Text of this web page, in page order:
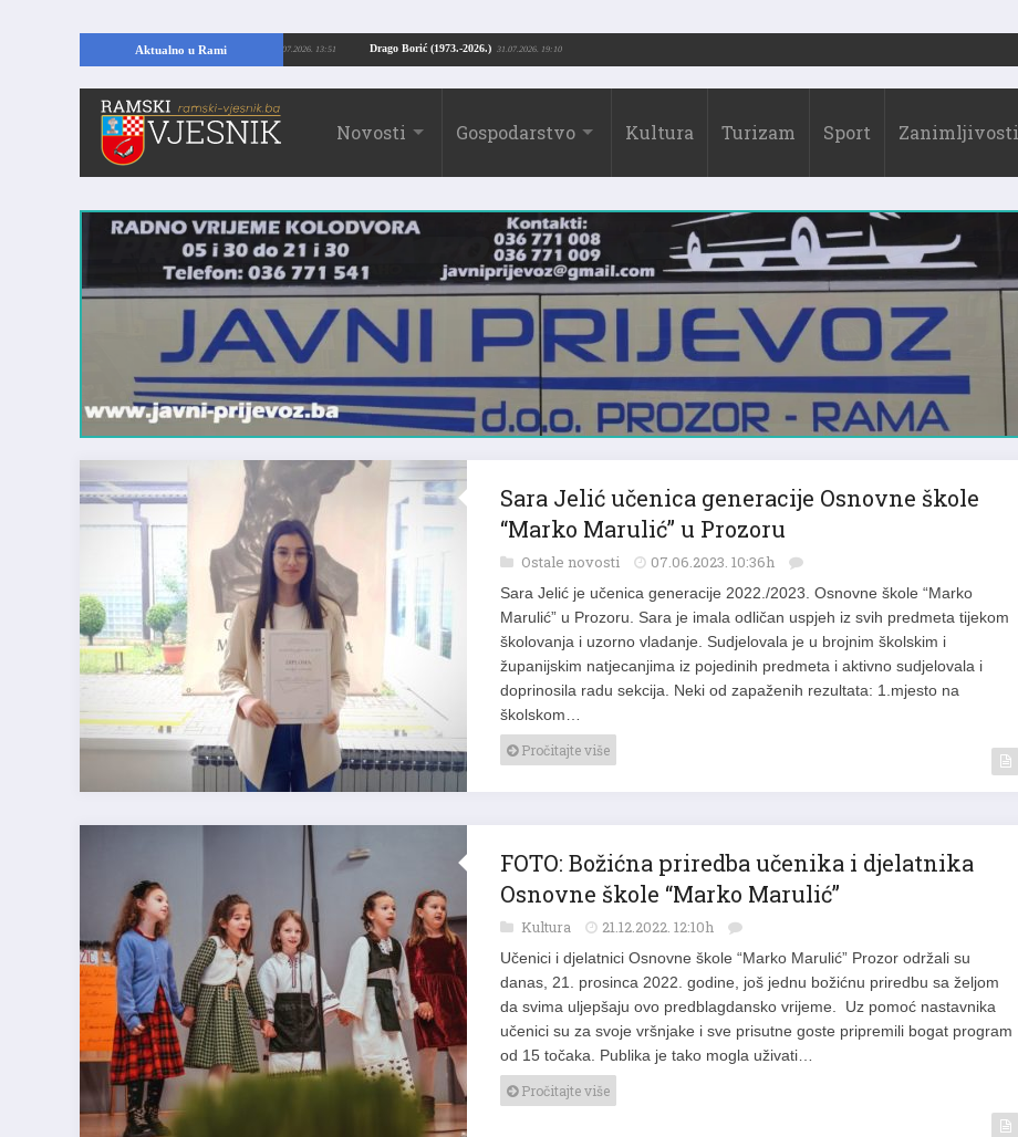
Aktualno u Rami Drago Borić (1973.-2026.)
RAMI: Kopajući temelje kuće, pronašao vrijedne arheološke ostatke 24.07.2026. 13:51
Novosti Gospodarstvo Kultura Turizam Sport Zanimljivosti
Sara Jelić učenica generacije Osnovne škole
“Marko Marulić” u Prozoru
Ostale novosti 07.06.2023. 10:36h
Sara Jelić je učenica generacije 2022./2023. Osnovne škole “Marko
Marulić” u Prozoru. Sara je imala odličan uspjeh iz svih predmeta tijekom
školovanja i uzorno vladanje. Sudjelovala je u brojnim školskim i
županijskim natjecanjima iz pojedinih predmeta i aktivno sudjelovala i
doprinosila radu sekcija. Neki od zapaženih rezultata: 1.mjesto na
školskom…
Pročitajte više
FOTO: Božićna priredba učenika i djelatnika
Osnovne škole “Marko Marulić”
Kultura 21.12.2022. 12:10h
Učenici i djelatnici Osnovne škole “Marko Marulić” Prozor održali su
danas, 21. prosinca 2022. godine, još jednu božićnu priredbu sa željom
da svima uljepšaju ovo predblagdansko vrijeme. Uz pomoć nastavnika
učenici su za svoje vršnjake i sve prisutne goste pripremili bogat program
od 15 točaka. Publika je tako mogla uživati…
Pročitajte više